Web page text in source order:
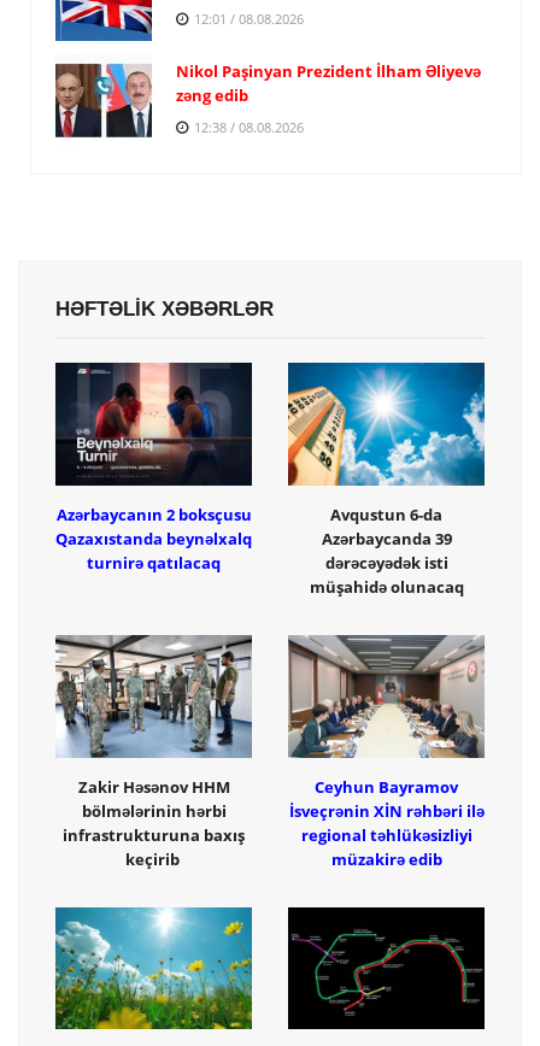
12:01 / 08.08.2026
Nikol Paşinyan Prezident İlham Əliyevə
zəng edib
12:38 / 08.08.2026
HƏFTƏLİK XƏBƏRLƏR
Azərbaycanın 2 boksçusu
Qazaxıstanda beynəlxalq
turnirə qatılacaq
Avqustun 6-da
Azərbaycanda 39
dərəcəyədək isti
müşahidə olunacaq
Zakir Həsənov HHM
bölmələrinin hərbi
infrastrukturuna baxış
keçirib
Ceyhun Bayramov
İsveçrənin XİN rəhbəri ilə
regional təhlükəsizliyi
müzakirə edib